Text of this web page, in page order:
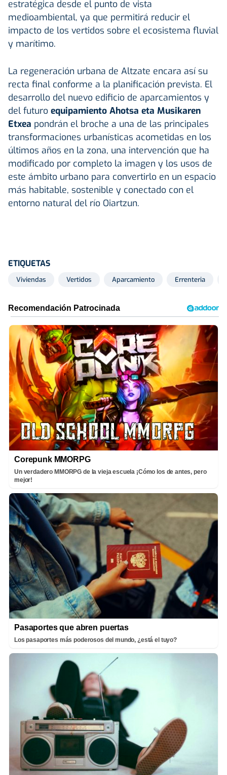
estratégica desde el punto de vista
medioambiental, ya que permitirá reducir el
impacto de los vertidos sobre el ecosistema fluvial
y marítimo.
La regeneración urbana de Altzate encara así su
recta final conforme a la planificación prevista. El
desarrollo del nuevo edificio de aparcamientos y
del futuro equipamiento Ahotsa eta Musikaren
Etxea pondrán el broche a una de las principales
transformaciones urbanísticas acometidas en los
últimos años en la zona, una intervención que ha
modificado por completo la imagen y los usos de
este ámbito urbano para convertirlo en un espacio
más habitable, sostenible y conectado con el
entorno natural del río Oiartzun.
ETIQUETAS
Viviendas Vertidos Aparcamiento Errenteria
Corepunk MMORPG
Un verdadero MMORPG de la vieja escuela ¡Cómo los de antes, pero
mejor!
Pasaportes que abren puertas
Los pasaportes más poderosos del mundo, ¿está el tuyo?